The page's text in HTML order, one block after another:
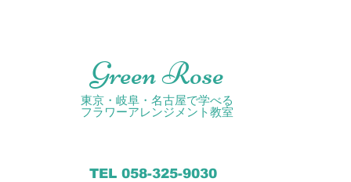
Green Rose
東京・岐阜・名古屋で学べる
フラワーアレンジメント教室
TEL 058-325-9030